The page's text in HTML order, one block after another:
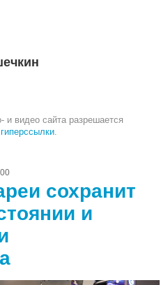
и видео сайта разрешается
.
сохранит
и